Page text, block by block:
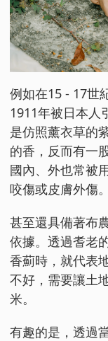
例如在15 - 17世
1911年被日本人
是仿照薰衣草的
的香，反而有一
國內、外也常被
咬傷或皮膚外傷。
甚至還具備著布
依據。透過耆老
香薊時，就代表
不好，需要讓土
米。
有趣的是，透過